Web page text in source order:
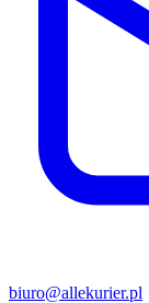
biuro@allekurier.pl